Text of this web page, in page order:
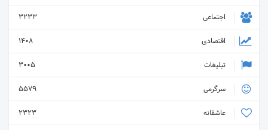
پرتغال و دیگر کشورهای پرتغالی زبان •
استاد : علی نعمتیان
اجتماعی
3233
اقتصادی
1408
تبلیغات
3005
سرگرمی
5579
عاشقانه
2323